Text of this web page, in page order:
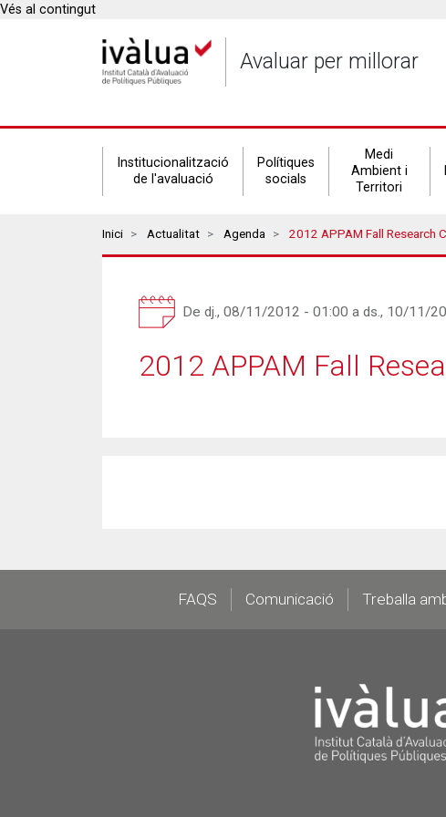
Vés al contingut
Avaluar per millorar
Secondary
navigation
Institucionalització
de l'avaluació
Polítiques
socials
Medi
Ambient i
Territori
Breadcrumbs
Inici Actualitat Agenda 2012 APPAM Fall Research
De dj., 08/11/2012 - 01:00 a ds., 10/11/
2012 APPAM Fall
FooterFAQS Comunicació Treballa